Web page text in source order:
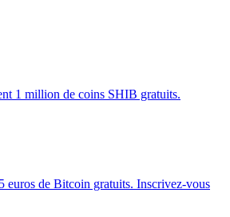
1 million de coins SHIB gratuits.
euros de Bitcoin gratuits. Inscrivez-vous